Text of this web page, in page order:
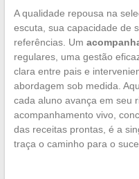
A qualidade repousa na
escuta, sua capacidade de
referências. Um
regulares, uma gestão
clara entre pais e
abordagem sob medida.
cada aluno avança em seu
acompanhamento vivo,
das receitas prontas, é a
traça o caminho para o